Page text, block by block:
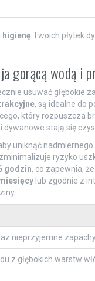
higienę Twoich płytek
gorącą wodą i
usuwać głębokie
, są idealne do
który rozpuszcza
dywanowe stają się
uniknąć
ryzyko
godzin, co zapewnia,
lub zgodnie z
nieprzyjemne
z głębokich warstw